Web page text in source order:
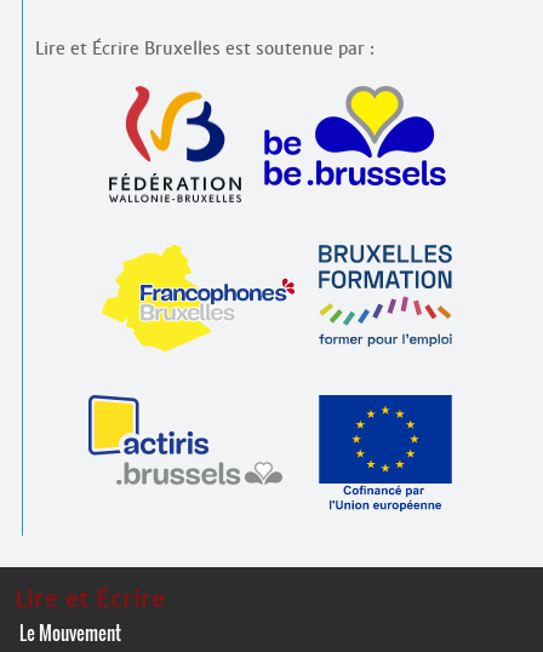
Lire et Écrire Bruxelles est soutenue par :
Lire et Écrire
Le Mouvement